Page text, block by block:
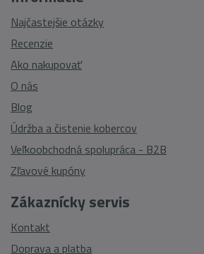
Zákaznícky servis
Kontakt
Doprava a platba
Najčastejšie otázky
Recenzie
Ako nakupovať
O nás
Blog
Údržba a čistenie kobercov
Veľkoobchodná spolupráca - B2B
Zľavové kupóny